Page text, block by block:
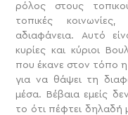
ρόλος στους
τοπικές
αδιαφάνεια. Αυτό
κυρίες και κύριοι
που έκανε στον τόπο
για να θάψει τη
μέσα. Βέβαια εμείς
το ότι πέφτει δηλαδή